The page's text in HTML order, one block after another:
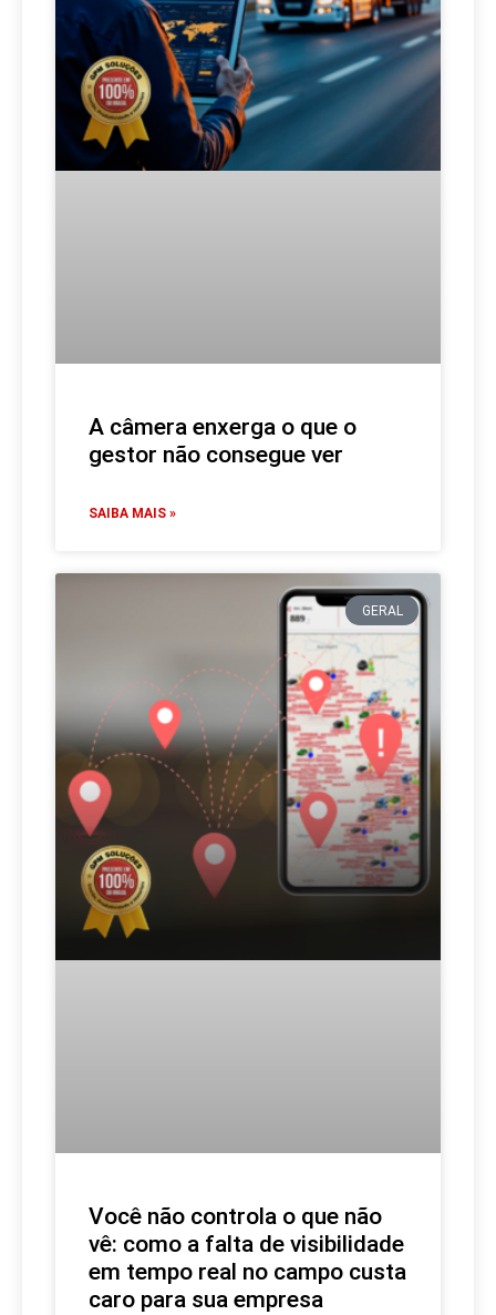
A câmera enxerga o que o
gestor não consegue ver
SAIBA MAIS »
GERAL
Você não controla o que não
vê: como a falta de visibilidade
em tempo real no campo custa
caro para sua empresa